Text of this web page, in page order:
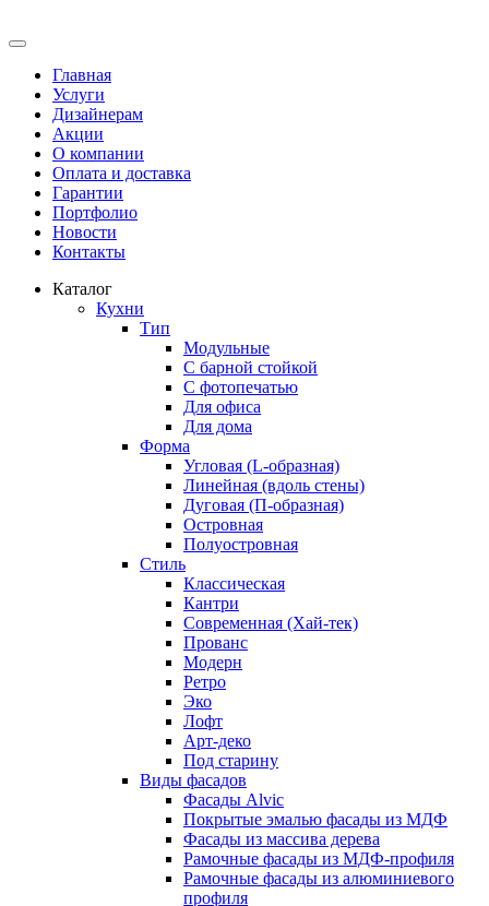
Главная
Услуги
Дизайнерам
Акции
О компании
Оплата и доставка
Гарантии
Портфолио
Новости
Контакты
Каталог
Кухни
Тип
Модульные
С барной стойкой
С фотопечатью
Для офиса
Для дома
Форма
Угловая (L-образная)
Линейная (вдоль стены)
Дуговая (П-образная)
Островная
Полуостровная
Стиль
Классическая
Кантри
Современная (Хай-тек)
Прованс
Модерн
Ретро
Эко
Лофт
Арт-деко
Под старину
Виды фасадов
Фасады Alvic
Покрытые эмалью фасады из МДФ
Фасады из массива дерева
Рамочные фасады из МДФ-профиля
Рамочные фасады из алюминиевого
профиля